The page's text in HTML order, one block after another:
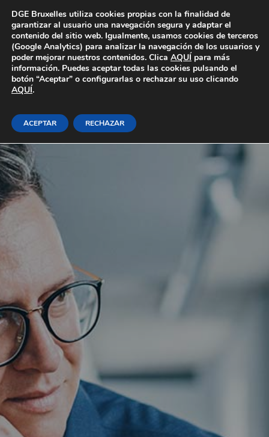
Área Privada
DGE Bruxelles utiliza cookies propias con la finalidad de
garantizar al usuario una navegación segura y adaptar el
contenido del sitio web. Igualmente, usamos cookies de terceros
(Google Analytics) para analizar la navegación de los usuarios y
poder mejorar nuestros contenidos. Clica AQUÍ para más
información. Puedes aceptar todas las cookies pulsando el
botón “Aceptar” o configurarlas o rechazar su uso clicando
AQUÍ.
ACEPTAR RECHAZAR